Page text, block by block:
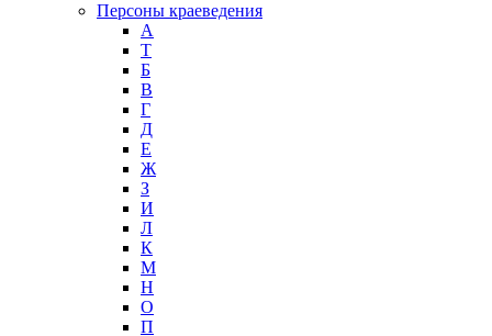
Персоны краеведения
А
T
Б
В
Г
Д
Е
Ж
З
И
Л
К
М
Н
О
П